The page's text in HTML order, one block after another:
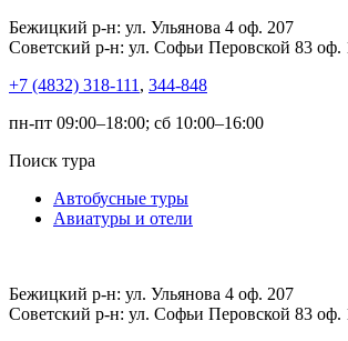
Бежицкий р-н: ул. Ульянова 4 оф. 207
Советский р-н: ул. Софьи Перовской 83 оф.
+7 (4832) 318-111 , 344-848
пн-пт 09:00–18:00; сб 10:00–16:00
Поиск тура
Автобусные туры
Авиатуры и отели
Бежицкий р-н: ул. Ульянова 4 оф. 207
Советский р-н: ул. Софьи Перовской 83 оф.